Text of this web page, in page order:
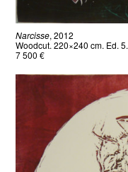
Narcisse, 2012
Woodcut. 220×240 cm. Ed. 5.
7 500 €